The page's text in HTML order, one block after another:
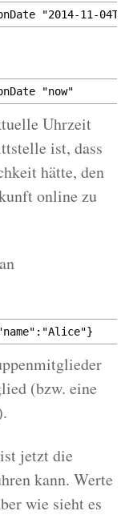
"2014-11-
"now"
Uhrzeit
ist, dass
hätte, den
online zu
(bzw. eine
jetzt die
kann. Werte
wie sieht es